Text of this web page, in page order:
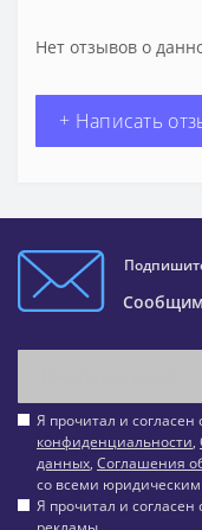
Нет отзывов о
+ Написать
Сообщим
Я прочитал и согласен
конфиденциальности,
данных, Соглашения
со всеми
Я прочитал и согласен